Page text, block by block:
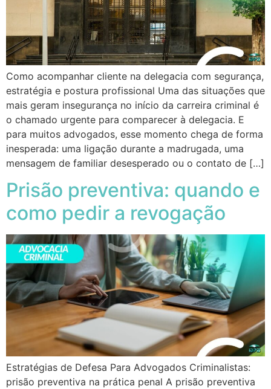
Como acompanhar cliente na delegacia com segurança,
estratégia e postura profissional Uma das situações que
mais geram insegurança no início da carreira criminal é
o chamado urgente para comparecer à delegacia. E
para muitos advogados, esse momento chega de forma
inesperada: uma ligação durante a madrugada, uma
mensagem de familiar desesperado ou o contato de […]
Prisão preventiva: quando e
como pedir a revogação
Estratégias de Defesa Para Advogados Criminalistas:
prisão preventiva na prática penal A prisão preventiva